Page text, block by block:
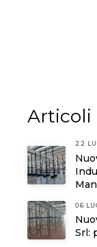
Articoli
22
06
Srl: